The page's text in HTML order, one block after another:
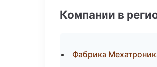
Компании в
Фабрика